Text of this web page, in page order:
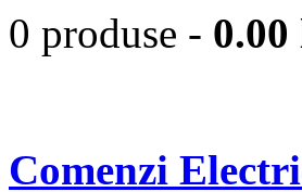
0 produse - 0.00
Comenzi